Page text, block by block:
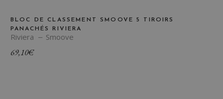
BLOC DE CLASSEMENT SMOOVE 5 TIROIRS
PANACHÉS RIVIERA
Riviera Smoove
69,10€